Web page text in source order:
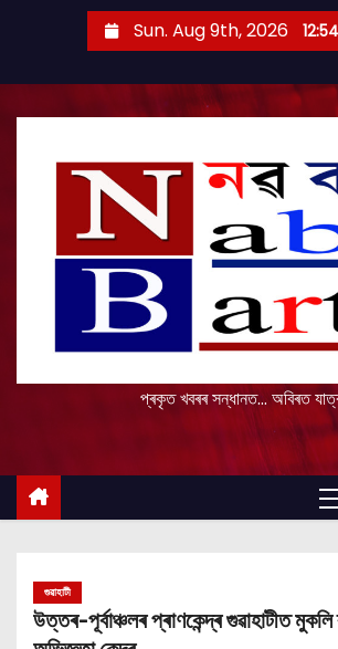
Sun. Aug 9th, 2026
প্ৰকৃত খবৰৰ সন্ধানত... অবিৰত
গুৱাহাটী
উত্তৰ-পূৰ্বাঞ্চলৰ প্ৰাণকেন্দ্ৰ গুৱাহাটীত